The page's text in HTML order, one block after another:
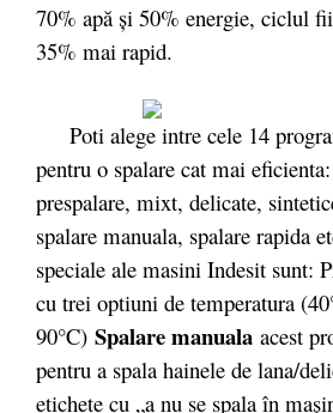
70% apă și 50% energie, ciclul
35% mai rapid.
Poti alege intre cele 14
pentru o spalare cat mai
prespalare, mixt, delicate,
spalare manuala, spalare rapida
speciale ale masini Indesit sunt:
cu trei optiuni de temperatura
90°C) Spalare manuala acest
pentru a spala hainele de lana/
etichete cu „a nu se spala în